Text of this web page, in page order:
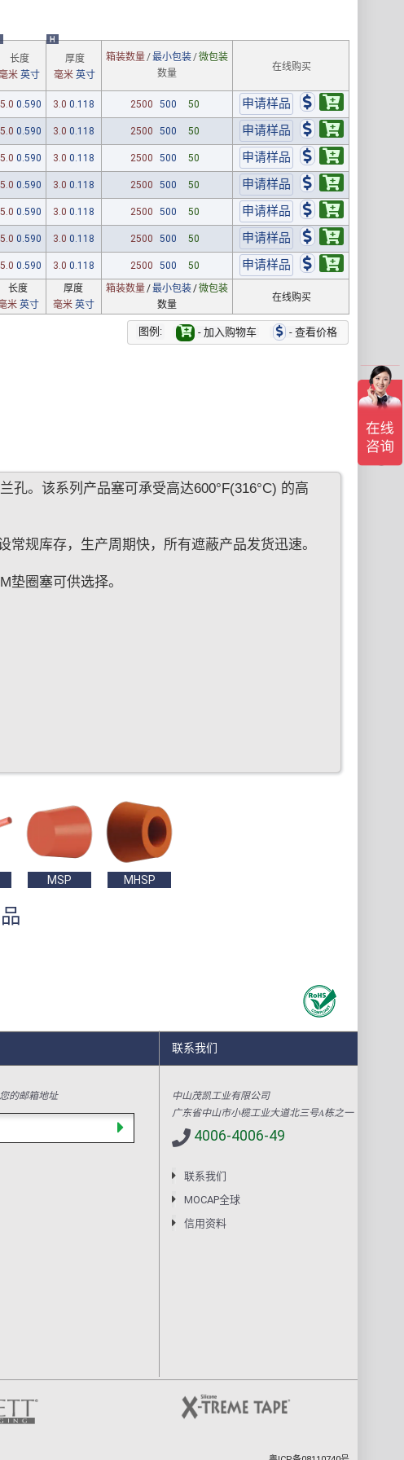
长度
米 英寸
H
厚度
毫米 英寸
箱装数量/最小包装/微包装
数量
在线购买
0.590 3.0 0.118 2500 500 50
0.590 3.0 0.118 2500 500 50
0.590 3.0 0.118 2500 500 50
0.590 3.0 0.118 2500 500 50
0.590 3.0 0.118 2500 500 50
0.590 3.0 0.118 2500 500 50
0.590 3.0 0.118 2500 500 50
长度
米 英寸
厚度
毫米 英寸
箱装数量/最小包装/微包装
数量
在线购买
图例: - 加入购物车 - 查看价格
孔。该系列产品塞可承受高达600°F(316°C) 的高
规库存，生产周期快，所有遮蔽产品发货迅速。
垫圈塞可供选择。
MSP MHSP
的邮箱地址
联系我们
中山茂凯工业有限公司
广东省中山市小榄工业大道北三号A栋之一
4006-4006-49
联系我们
MOCAP全球
信用资料